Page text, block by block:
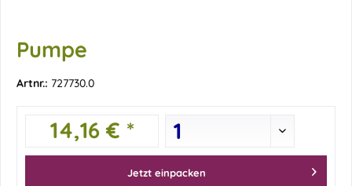
Pumpe
Artnr.: 727730.0
14,16 € *
Jetzt einpacken